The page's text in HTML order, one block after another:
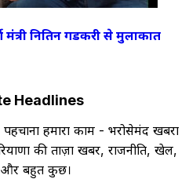
नितिन गडकरी से मुलाकात
Headlines
हमारा काम - भरोसेमंद खबरों
की ताज़ा खबरें, राजनीति, खेल,
और बहुत कुछ।